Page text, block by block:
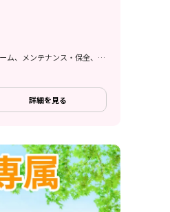
検査、組立・組付け、クリーンルーム、メンテナンス・保全、座り作業、立ち作業
詳細を見る